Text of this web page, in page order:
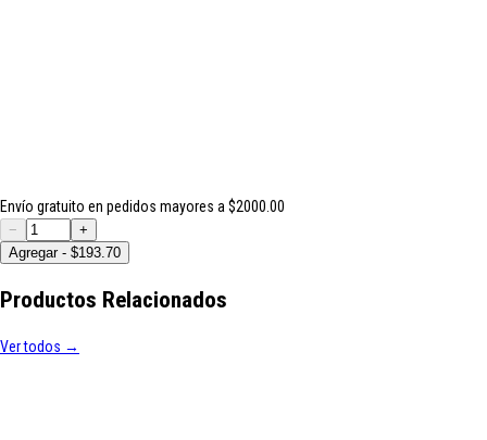
Envío gratuito en pedidos mayores a $2000.00
−
+
Agregar - $193.70
Productos Relacionados
Ver todos →